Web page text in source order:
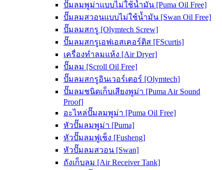
ปั๊มลมพูม่าแบบไม่ใช้น้ำมัน [Puma Oil Free]
ปั๊มลมสวอนแบบไม่ใช้น้ำมัน [Swan Oil Free]
ปั๊มลมสกรู [Olymtech Screw]
ปั๊มลมสกรูเอฟเอสเคอร์ติส [FScurtis]
เครื่องทำลมแห้ง [Air Dryer]
ปั๊มลม [Scroll Oil Free]
ปั๊มลมสกรูอินเวอร์เตอร์ [Olymtech]
ปั๊มลมชนิดเก็บเสียงพูม่า [Puma Air Sound
Proof]
อะไหล่ปั๊มลมพูม่า [Puma Oil Free]
หัวปั๊มลมพูม่า [Puma]
หัวปั๊มลมฟูเช็ง [Fusheng]
หัวปั๊มลมสวอน [Swan]
ถังเก็บลม [Air Receiver Tank]